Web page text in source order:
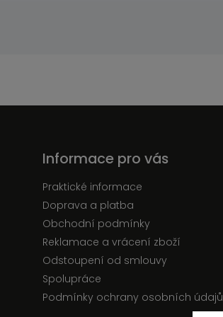
Informace pro vás
Praktické informace
Doprava a platba
Obchodní podmínky
Reklamace a vrácení zboží
Odstoupení od smlouvy
Spolupráce
Podmínky ochrany osobních údajů